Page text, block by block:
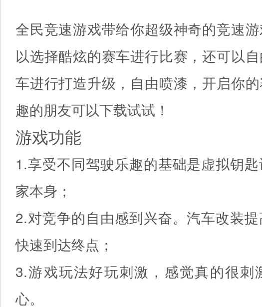
全民竞速游戏带给你超级神奇的竞速
以选择酷炫的赛车进行比赛，还可以
车进行打造升级，自由喷漆，开启你
趣的朋友可以下载试试！
游戏功能
1.享受不同驾驶乐趣的基础是虚拟钥
家本身；
2.对竞争的自由感到兴奋。汽车改装
快速到达终点；
3.游戏玩法好玩刺激，感觉真的很刺
心。